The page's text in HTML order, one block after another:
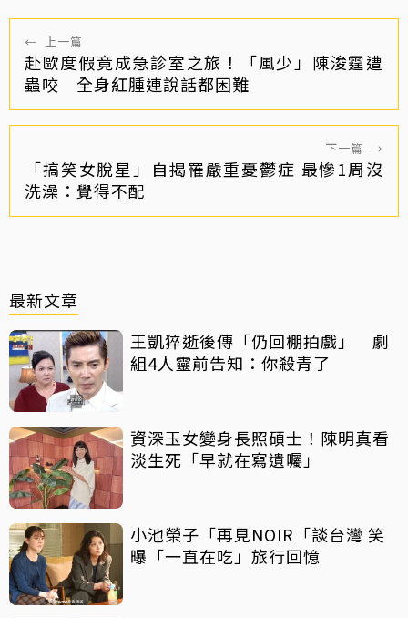
← 上一篇
赴歐度假竟成急診室之旅！「風少」陳浚霆遭
蟲咬 全身紅腫連說話都困難
下一篇 →
「搞笑女脫星」自揭罹嚴重憂鬱症 最慘1周沒
洗澡：覺得不配
最新文章
王凱猝逝後傳「仍回棚拍戲」 劇
組4人靈前告知：你殺青了
資深玉女變身長照碩士！陳明真看
淡生死「早就在寫遺囑」
小池榮子「再見NOIR「談台灣 笑
曝「一直在吃」旅行回憶